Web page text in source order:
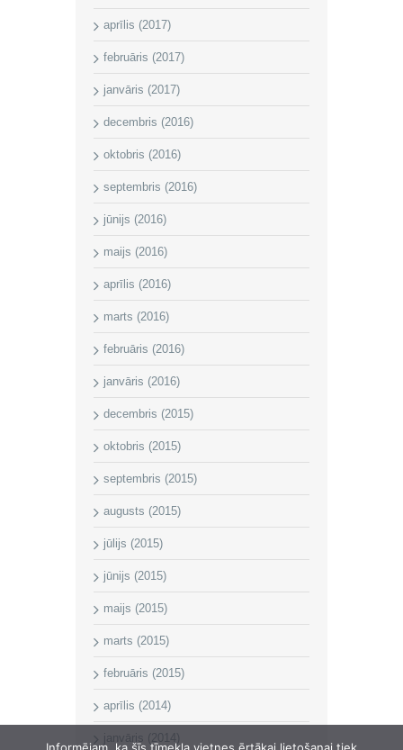
aprīlis (2017)
februāris (2017)
janvāris (2017)
decembris (2016)
oktobris (2016)
septembris (2016)
jūnijs (2016)
maijs (2016)
aprīlis (2016)
marts (2016)
februāris (2016)
janvāris (2016)
decembris (2015)
oktobris (2015)
septembris (2015)
augusts (2015)
jūlijs (2015)
jūnijs (2015)
maijs (2015)
marts (2015)
februāris (2015)
aprīlis (2014)
janvāris (2014)